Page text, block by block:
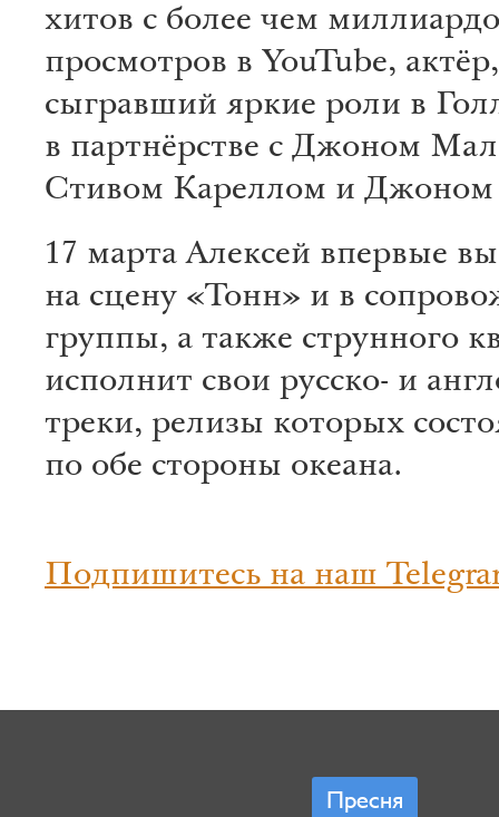
хитов с более чем
просмотров в YouTube, актёр,
сыгравший яркие роли в
в партнёрстве с Джоном
Стивом Кареллом и
17 марта Алексей впервые
на сцену «Тонн» и в
группы, а также струнного
исполнит свои русско- и
треки, релизы которых
по обе стороны океана.
Подпишитесь на наш
Пресня